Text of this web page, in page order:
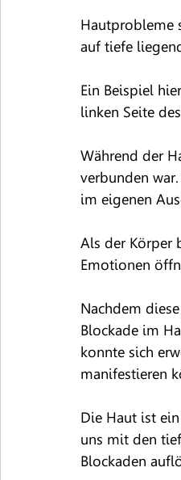
Hautprobleme
auf tiefe
Ein Beispiel
linken Seite
Während der
verbunden
im eigenen
Als der Körper
Emotionen
Nachdem
Blockade im
konnte sich
manifestieren
Die Haut ist
uns mit den
Blockaden